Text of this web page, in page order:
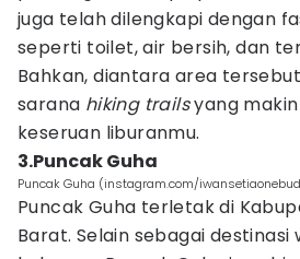
juga telah dilengkapi dengan
seperti toilet, air bersih, dan
Bahkan, diantara area
sarana hiking trailsyang
keseruan liburanmu.
3.Puncak Guha
Puncak Guha (instagram.com/
Puncak Guha terletak di
Barat. Selain sebagai